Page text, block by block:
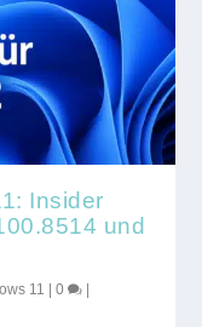
Insider
und
11 |0 |